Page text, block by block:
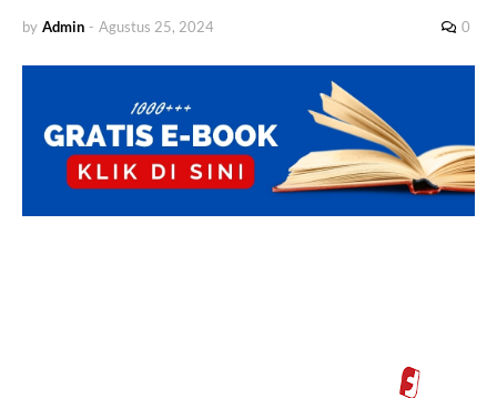
by Admin - Agustus 25, 2024 0